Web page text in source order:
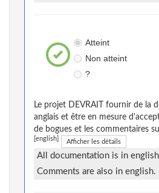
Atteint
Non atteint
?
Le projet DEVRAIT fournir de la
anglais et être en mesure
de bogues et les commentaires
[english] Afficher les détails
All documentation is in
Comments are also in english.